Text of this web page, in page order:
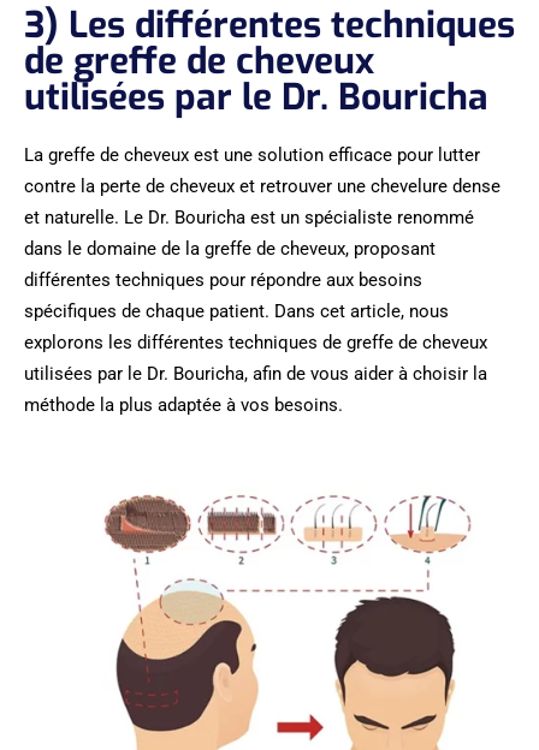
3) Les différentes techniques
de greffe de cheveux
utilisées par le Dr. Bouricha
La greffe de cheveux est une solution efficace pour lutter
contre la perte de cheveux et retrouver une chevelure dense
et naturelle. Le Dr. Bouricha est un spécialiste renommé
dans le domaine de la greffe de cheveux, proposant
différentes techniques pour répondre aux besoins
spécifiques de chaque patient. Dans cet article, nous
explorons les différentes techniques de greffe de cheveux
utilisées par le Dr. Bouricha, afin de vous aider à choisir la
méthode la plus adaptée à vos besoins.